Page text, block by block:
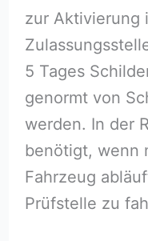
zur Aktivierung
5 Tages
genormt von
werden. In der
benötigt, wenn
Fahrzeug
Prüfstelle zu